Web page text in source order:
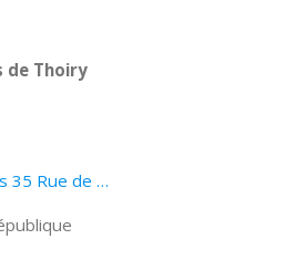
de Thoiry
Crédit Agricole Beynes 35 Rue de La République